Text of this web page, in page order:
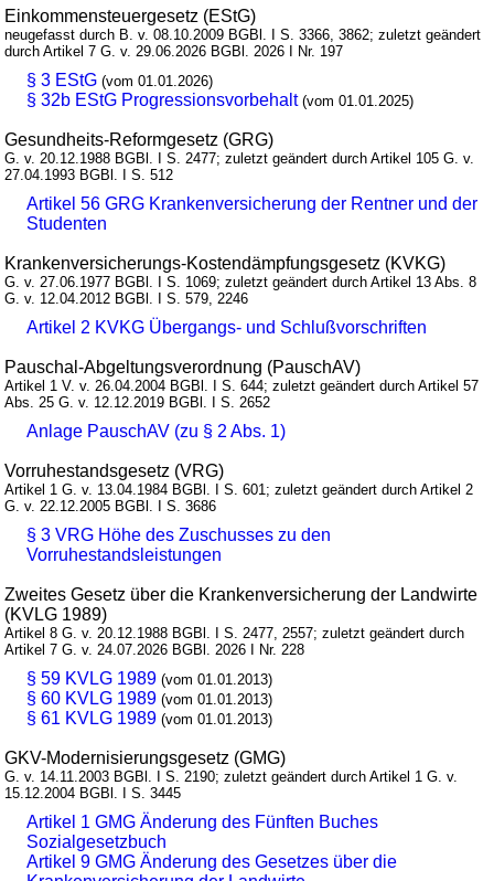
Einkommensteuergesetz (EStG)
neugefasst durch B. v. 08.10.2009 BGBl. I S. 3366, 3862; zuletzt geändert
durch Artikel 7 G. v. 29.06.2026 BGBl. 2026 I Nr. 197
§ 3 EStG (vom 01.01.2026)
§ 32b EStG Progressionsvorbehalt (vom 01.01.2025)
Gesundheits-Reformgesetz (GRG)
G. v. 20.12.1988 BGBl. I S. 2477; zuletzt geändert durch Artikel 105 G. v.
27.04.1993 BGBl. I S. 512
Artikel 56 GRG Krankenversicherung der Rentner und der
Studenten
Krankenversicherungs-Kostendämpfungsgesetz (KVKG)
G. v. 27.06.1977 BGBl. I S. 1069; zuletzt geändert durch Artikel 13 Abs. 8
G. v. 12.04.2012 BGBl. I S. 579, 2246
Artikel 2 KVKG Übergangs- und Schlußvorschriften
Pauschal-Abgeltungsverordnung (PauschAV)
Artikel 1 V. v. 26.04.2004 BGBl. I S. 644; zuletzt geändert durch Artikel 57
Abs. 25 G. v. 12.12.2019 BGBl. I S. 2652
Anlage PauschAV (zu § 2 Abs. 1)
Vorruhestandsgesetz (VRG)
Artikel 1 G. v. 13.04.1984 BGBl. I S. 601; zuletzt geändert durch Artikel 2
G. v. 22.12.2005 BGBl. I S. 3686
§ 3 VRG Höhe des Zuschusses zu den
Vorruhestandsleistungen
Zweites Gesetz über die Krankenversicherung der Landwirte
(KVLG 1989)
Artikel 8 G. v. 20.12.1988 BGBl. I S. 2477, 2557; zuletzt geändert durch
Artikel 7 G. v. 24.07.2026 BGBl. 2026 I Nr. 228
§ 59 KVLG 1989 (vom 01.01.2013)
§ 60 KVLG 1989 (vom 01.01.2013)
§ 61 KVLG 1989 (vom 01.01.2013)
GKV-Modernisierungsgesetz (GMG)
G. v. 14.11.2003 BGBl. I S. 2190; zuletzt geändert durch Artikel 1 G. v.
15.12.2004 BGBl. I S. 3445
Artikel 1 GMG Änderung des Fünften Buches
Sozialgesetzbuch
Artikel 9 GMG Änderung des Gesetzes über die